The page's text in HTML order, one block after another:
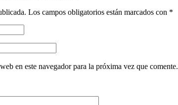
Los campos obligatorios están marcados con *
en este navegador para la próxima vez que comente.